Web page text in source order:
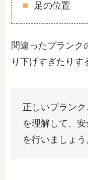
足の位置
間違ったプランク
り下げすぎたりす
正しいプラン
を理解して、
を行いましょう